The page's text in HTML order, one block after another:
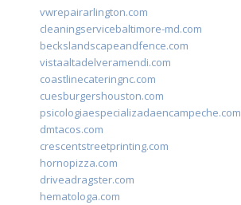
vwrepairarlington.com
cleaningservicebaltimore-md.com
beckslandscapeandfence.com
vistaaltadelveramendi.com
coastlinecateringnc.com
cuesburgershouston.com
psicologiaespecializadaencampeche.com
dmtacos.com
crescentstreetprinting.com
hornopizza.com
driveadragster.com
hematologa.com